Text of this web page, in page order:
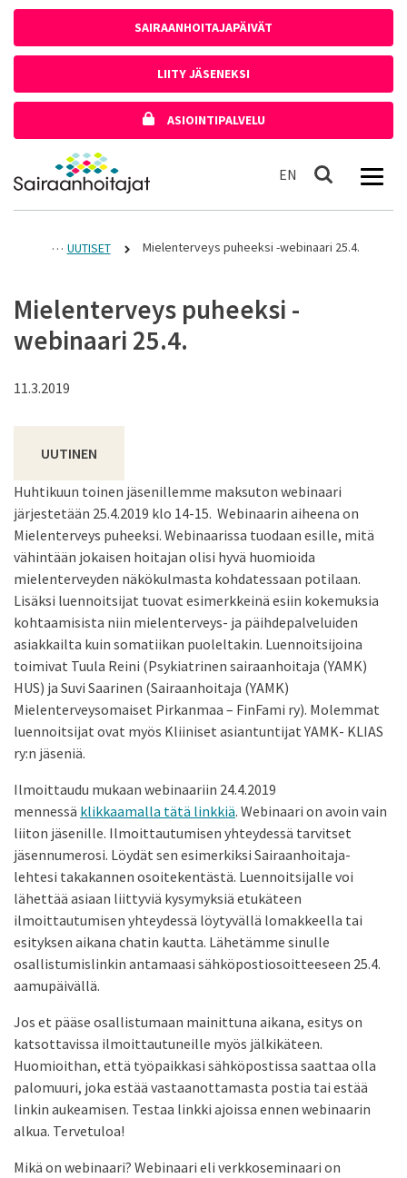
SAIRAANHOITAJAPÄIVÄT
LIITY JÄSENEKSI
ASIOINTIPALVELU
Etusivulle
EN In English
Haku
UUTISET Mielenterveys puheeksi -webinaari 25.4.
Mielenterveys puheeksi -
webinaari 25.4.
11.3.2019
UUTINEN
Huhtikuun toinen jäsenillemme maksuton webinaari
järjestetään 25.4.2019 klo 14-15. Webinaarin aiheena on
Mielenterveys puheeksi. Webinaarissa tuodaan esille, mitä
vähintään jokaisen hoitajan olisi hyvä huomioida
mielenterveyden näkökulmasta kohdatessaan potilaan.
Lisäksi luennoitsijat tuovat esimerkkeinä esiin kokemuksia
kohtaamisista niin mielenterveys- ja päihdepalveluiden
asiakkailta kuin somatiikan puoleltakin. Luennoitsijoina
toimivat Tuula Reini (Psykiatrinen sairaanhoitaja (YAMK)
HUS) ja Suvi Saarinen (Sairaanhoitaja (YAMK)
Mielenterveysomaiset Pirkanmaa – FinFami ry). Molemmat
luennoitsijat ovat myös Kliiniset asiantuntijat YAMK- KLIAS
ry:n jäseniä.
Ilmoittaudu mukaan webinaariin 24.4.2019
mennessä klikkaamalla tätä linkkiä. Webinaari on avoin vain
liiton jäsenille. Ilmoittautumisen yhteydessä tarvitset
jäsennumerosi. Löydät sen esimerkiksi Sairaanhoitaja-
lehtesi takakannen osoitekentästä. Luennoitsijalle voi
lähettää asiaan liittyviä kysymyksiä etukäteen
ilmoittautumisen yhteydessä löytyvällä lomakkeella tai
esityksen aikana chatin kautta. Lähetämme sinulle
osallistumislinkin antamaasi sähköpostiosoitteeseen 25.4.
aamupäivällä.
Jos et pääse osallistumaan mainittuna aikana, esitys on
katsottavissa ilmoittautuneille myös jälkikäteen.
Huomioithan, että työpaikkasi sähköpostissa saattaa olla
palomuuri, joka estää vastaanottamasta postia tai estää
linkin aukeamisen. Testaa linkki ajoissa ennen webinaarin
alkua. Tervetuloa!
Mikä on webinaari? Webinaari eli verkkoseminaari on